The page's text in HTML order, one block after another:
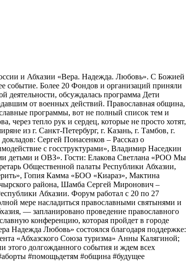
и Абхазии «Вера. Надежда. Любовь». С Божией
событие. Более 20 Фондов и организаций приняли
обсуждалась программа Дети
от военных действий. Православная община,
программы, вот не полный список тем и
через тепло рук и сердец, которые не просто хотят,
из г. Санкт-Петербург, г. Казань, г. Тамбов, г.
Сергей Понасенков – Рассказ о
с госструктурами», Владимир Наседкин
детьми и ОВЗ». Гости: Елакова Светлана «РОО Мы
Общественной палаты Республики Абхазии,
Гопия Камма «БОО «Киараз», Мактина
района, Шамба Сергей Миронович –
Абхазии. Форум работал с 20 по 27
мере насладиться православными святынями и
— запланировано проведение православного
конференцию, которая пройдет в городе
Надежда Любовь» состоялся благодаря поддержке:
«Абхазского Союза туризма» Анны Калягиной;
долгожданного события и ждем всех
#помощьдетям #община #будущее